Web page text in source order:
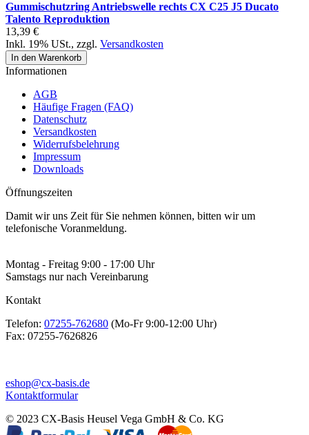
Gummischutzring Antriebswelle rechts CX C25 J5 Ducato
Talento Reproduktion
13,39 €
Inkl. 19% USt., zzgl. Versandkosten
In den Warenkorb
Informationen
AGB
Häufige Fragen (FAQ)
Datenschutz
Versandkosten
Widerrufsbelehrung
Impressum
Downloads
Öffnungszeiten
Damit wir uns Zeit für Sie nehmen können, bitten wir um
telefonische Voranmeldung.
Montag - Freitag 9:00 - 17:00 Uhr
Samstags nur nach Vereinbarung
Kontakt
Telefon: 07255-762680 (Mo-Fr 9:00-12:00 Uhr)
Fax: 07255-7626826
eshop@cx-basis.de
Kontaktformular
© 2023 CX-Basis Heusel Vega GmbH & Co. KG